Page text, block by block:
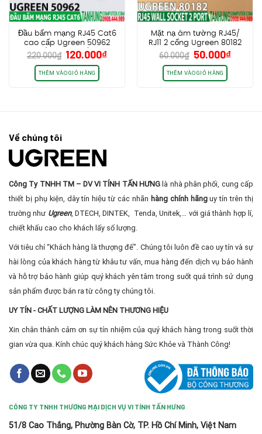
Đầu bấm mạng RJ45 Cat6
cao cấp Ugreen 50962
(Hộp 50 cái)
220.000₫ Giá
gốc
là:
220.000₫.
120.000₫Giá
THÊM VÀO GIỎ HÀNG
Mặt nạ âm tường RJ45/
RJ11 2 cổng Ugreen 80182
chính hãng cao cấp
60.000₫ Giá
gốc
là:
60.000₫.
50.000₫Giá
THÊM VÀO GIỎ HÀNG
Về chúng tôi
Công Ty TNHH TM – DV VI TÍNH TẤN HƯNG là nhà phân phối, cung cấp
thiết bị phụ kiện, dây tín hiệu từ các nhãn hàng chính hãnguy tín trên thị
trường như Ugreen, DTECH, DINTEK, Tenda, Unitek,… với giá thành hợp lí,
chiết khấu cao cho khách lấy số lượng.
Với tiêu chí “Khách hàng là thượng đế”. Chúng tôi luôn đề cao uy tín và sự
hài lòng của khách hàng từ khâu tư vấn, mua hàng đến dịch vụ bảo hành
và hỗ trợ bảo hành giúp quý khách yên tâm trong suốt quá trình sử dụng
sản phẩm được bán ra từ công ty chúng tôi.
UY TÍN - CHẤT LƯỢNG LÀM NÊN THƯƠNG HIỆU
Xin chân thành cảm ơn sự tín nhiệm của quý khách hàng trong suốt thời
gian vừa qua. Kính chúc quý khách hàng Sức Khỏe và Thành Công!
CÔNG TY TNHH THƯƠNG MẠI DỊCH VỤ VI TÍNH TẤN HƯNG
51/8 Cao Thắng, Phường Bàn Cờ, TP. Hồ Chí Minh, Việt Nam